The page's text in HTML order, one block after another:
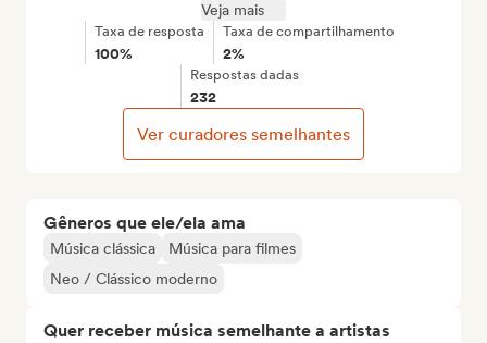
Gêneros que ele/ela ama
Música clássica
Música para filmes
Neo / Clássico moderno
Quer receber música semelhante a artistas
Veja mais
Taxa de resposta
100%
Taxa de compartilhamento
2%
Respostas dadas
232
Ver curadores semelhantes